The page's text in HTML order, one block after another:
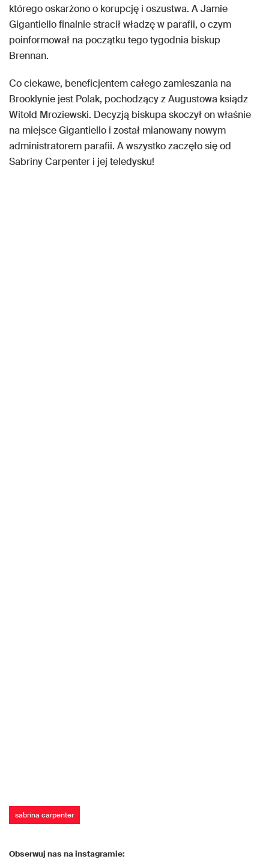
którego oskarżono o korupcję i oszustwa. A Jamie
Gigantiello finalnie stracił władzę w parafii, o czym
poinformował na początku tego tygodnia biskup
Brennan.
Co ciekawe, beneficjentem całego zamieszania na
Brooklynie jest Polak, pochodzący z Augustowa ksiądz
Witold Mroziewski. Decyzją biskupa skoczył on właśnie
na miejsce Gigantiello i został mianowany nowym
administratorem parafii. A wszystko zaczęło się od
Sabriny Carpenter i jej teledysku!
sabrina carpenter
Obserwuj nas na instagramie: